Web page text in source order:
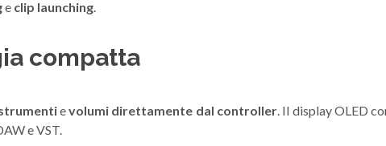
e clip launching.
compatta
evolumi direttamente dal controller. Il display OLED
e VST.